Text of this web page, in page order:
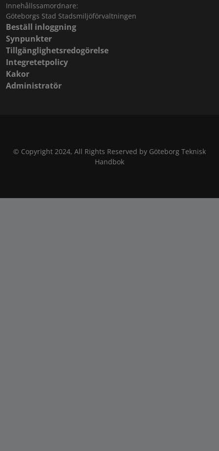
Innehållssamordnare:
Göteborgs Stad Stadsmiljöförvaltningen
Beställ inloggning
Synpunkter
Tillgänglighetsredogörelse
Integretetpolicy
Kakor
Administratör
© Copyright 2024, All Rights Reserved by Göteborg Teknisk
Handbok